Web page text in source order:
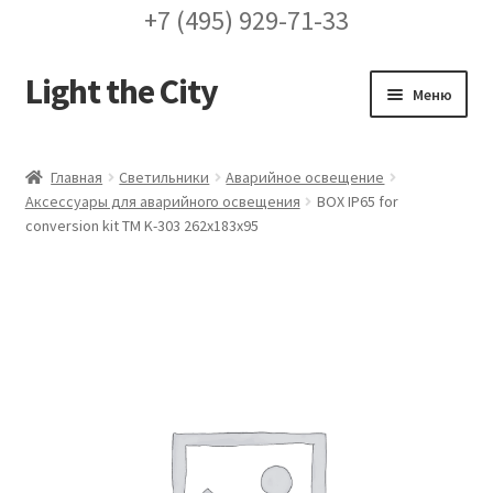
+7 (495) 929-71-33
Перейти
к
Перейти
к
Light the City Меню
FAQ про кронштейны
Заказ проекта освещения
Главная Светильники
Аварийное освещение
Аксессуары для аварийного освещения
BOX IP65 for
conversion kit TM K-303 262х183х95